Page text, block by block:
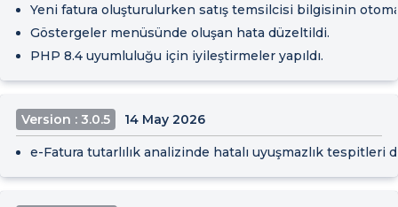
Yeni fatura oluşturulurken satış temsilcisi bilgisinin
Göstergeler menüsünde oluşan hata düzeltildi.
PHP 8.4 uyumluluğu için iyileştirmeler yapıldı.
Version : 3.0.5 14 May 2026
e-Fatura tutarlılık analizinde hatalı uyuşmazlık tespitleri